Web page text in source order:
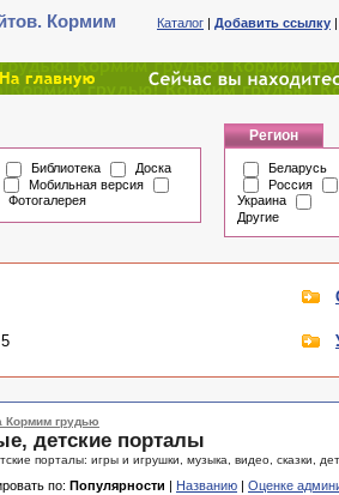
Кормим
Каталог | Добавить ссылку
Библиотека
Доска
Мобильная версия
Фотогалерея
Регион
Беларусь
Россия
Украина
Другие
5
Кормим грудью
детские порталы
порталы: игры и игрушки, музыка, видео, сказки,
по: Популярности | Названию | Оценке